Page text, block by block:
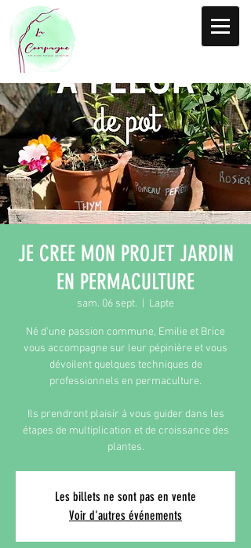
JE CREE MON PROJET JARDIN
EN PERMACULTURE
sam. 06 sept. Lapte
Né d'une passion commune, Emilie et Brice
vous accompagne sur leur pépinière et vous
dévoilent quelques techniques de
professionnels en permaculture.
Ils prendront plaisir à vous guider dans les
étapes de multiplication et de croissance des
plantes.
Les billets ne sont pas en vente
Voir d'autres événements